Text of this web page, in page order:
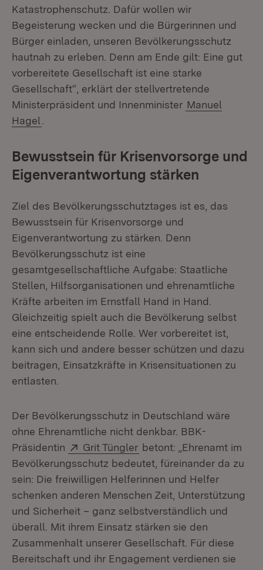
Katastrophenschutz. Dafür wollen wir
Begeisterung wecken und die Bürgerinnen und
Bürger einladen, unseren Bevölkerungsschutz
hautnah zu erleben. Denn am Ende gilt: Eine gut
vorbereitete Gesellschaft ist eine starke
Gesellschaft“, erklärt der stellvertretende
Ministerpräsident und Innenminister Manuel
Hagel
Bewusstsein für Krisenvorsorge und
Eigenverantwortung stärken
Ziel des Bevölkerungsschutztages ist es, das
Bewusstsein für Krisenvorsorge und
Eigenverantwortung zu stärken. Denn
Bevölkerungsschutz ist eine
gesamtgesellschaftliche Aufgabe: Staatliche
Stellen, Hilfsorganisationen und ehrenamtliche
Kräfte arbeiten im Ernstfall Hand in Hand.
Gleichzeitig spielt auch die Bevölkerung selbst
eine entscheidende Rolle. Wer vorbereitet ist,
kann sich und andere besser schützen und dazu
beitragen, Einsatzkräfte in Krisensituationen zu
entlasten.
Der Bevölkerungsschutz in Deutschland wäre
ohne Ehrenamtliche nicht denkbar. BBK-
Präsidentin
Extern:
Grit Tüngler (Öffnet in neuem Fenster)
betont: „Ehrenamt im
Bevölkerungsschutz bedeutet, füreinander da zu
sein: Die freiwilligen Helferinnen und Helfer
schenken anderen Menschen Zeit, Unterstützung
und Sicherheit – ganz selbstverständlich und
überall. Mit ihrem Einsatz stärken sie den
Zusammenhalt unserer Gesellschaft. Für diese
Bereitschaft und ihr Engagement verdienen sie